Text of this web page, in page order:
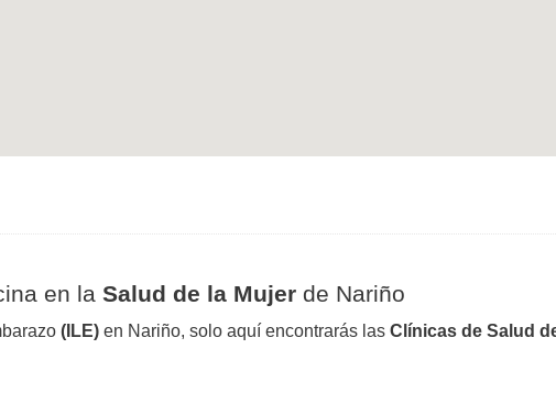
en la Salud de la Mujer de Nariño
(ILE) en Nariño, solo aquí encontrarás las Clínicas de Salud